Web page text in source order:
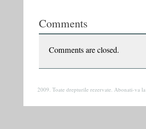
ne
Ernu
Comments
Comments are closed.
2009. Toate drepturile rezervate. Abonati-va la